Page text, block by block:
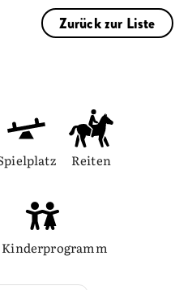
Zurück zur Liste
Reiten
Kinderprogramm